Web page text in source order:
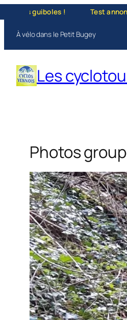
contenu
Test annonces dans
À vélo dans le Petit Bugey
Les
Photos